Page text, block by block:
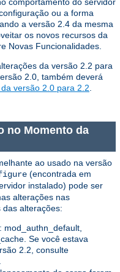
ou a forma
a versão 2.4 da mesma
os novos recursos da
Novas Funcionalidades.
da versão 2.2 para
2.0, também deverá
versão 2.0 para 2.2
no Momento da
ao usado na versão
(encontrada em
instalado) pode ser
alterações nas
das alterações:
Se você estava
2.2, consulte